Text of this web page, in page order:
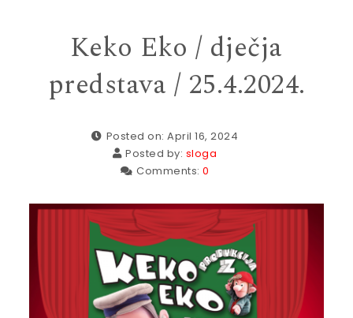
Keko Eko / dječja
predstava / 25.4.2024.
Posted on: April 16, 2024
Posted by: sloga
Comments: 0